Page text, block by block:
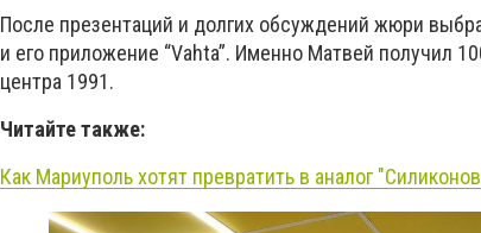
После презентаций и долгих обсуждений жюри
и его приложение “Vahta”. Именно Матвей получил
центра 1991.
Читайте также:
Как Мариуполь хотят превратить в аналог